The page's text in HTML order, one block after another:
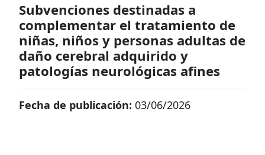
Subvenciones destinadas a
complementar el tratamiento de
niñas, niños y personas adultas de
daño cerebral adquirido y
patologías neurológicas afines
Fecha de publicación: 03/06/2026